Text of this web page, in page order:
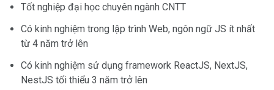
Tốt nghiệp đại học chuyên ngành CNTT
Có kinh nghiệm trong lập trình Web, ngôn ngữ JS ít nhất
từ 4 năm trở lên
Có kinh nghiệm sử dụng framework ReactJS, NextJS,
NestJS tối thiểu 3 năm trở lên